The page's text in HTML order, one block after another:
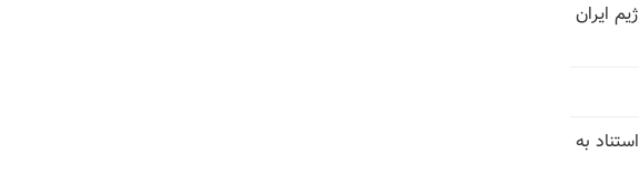
ایران
به